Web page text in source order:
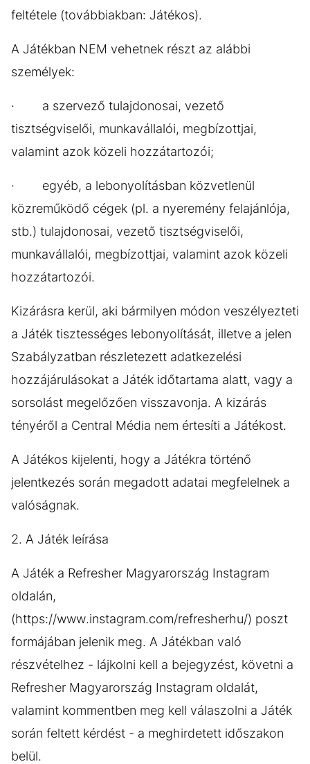
feltétele (továbbiakban: Játékos).
A Játékban NEM vehetnek részt az alábbi
személyek:
· a szervező tulajdonosai, vezető
tisztségviselői, munkavállalói, megbízottjai,
valamint azok közeli hozzátartozói;
· egyéb, a lebonyolításban közvetlenül
közreműködő cégek (pl. a nyeremény felajánlója,
stb.) tulajdonosai, vezető tisztségviselői,
munkavállalói, megbízottjai, valamint azok közeli
hozzátartozói.
Kizárásra kerül, aki bármilyen módon veszélyezteti
a Játék tisztességes lebonyolítását, illetve a jelen
Szabályzatban részletezett adatkezelési
hozzájárulásokat a Játék időtartama alatt, vagy a
sorsolást megelőzően visszavonja. A kizárás
tényéről a Central Média nem értesíti a Játékost.
A Játékos kijelenti, hogy a Játékra történő
jelentkezés során megadott adatai megfelelnek a
valóságnak.
2. A Játék leírása
A Játék a Refresher Magyarország Instagram
oldalán,
(https://www.instagram.com/refresherhu/) poszt
formájában jelenik meg. A Játékban való
részvételhez - lájkolni kell a bejegyzést, követni a
Refresher Magyarország Instagram oldalát,
valamint kommentben meg kell válaszolni a Játék
során feltett kérdést - a meghirdetett időszakon
belül.